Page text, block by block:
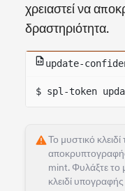
χρειαστεί να
δραστηριότητα.
update-
$ spl-token
Το μυστικό
mint. Φυλάξτε το
κλειδί